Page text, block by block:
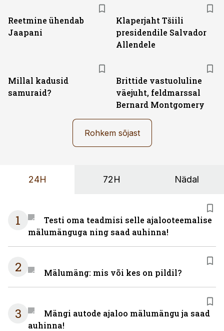
Reetmine ühendab
Jaapani
Klaperjaht Tšiili
presidendile Salvador
Allendele
Millal kadusid
samuraid?
Brittide vastuoluline
väejuht, feldmarssal
Bernard Montgomery
Rohkem sõjast
24H 72H Nädal
1
Testi oma teadmisi selle ajalooteemalise
mälumänguga ning saad auhinna!
2 Mälumäng: mis või kes on pildil?
3
Mängi autode ajaloo mälumängu ja saad
auhinna!